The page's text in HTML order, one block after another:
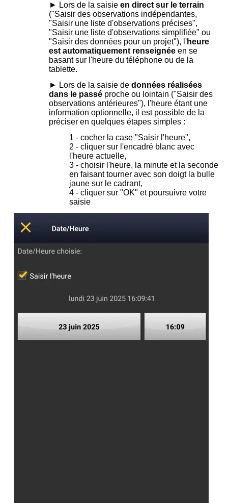
► Lors de la saisie en direct sur le terrain
("Saisir des observations indépendantes,
"Saisir une liste d'observations précises",
"Saisir une liste d'observations simplifiée" ou
"Saisir des données pour un projet"), l'heure
est automatiquement renseignée en se
basant sur l'heure du téléphone ou de la
tablette.
► Lors de la saisie de données réalisées
dans le passé proche ou lointain ("Saisir des
observations antérieures"), l'heure étant une
information optionnelle, il est possible de la
préciser en quelques étapes simples :
1 - cocher la case "Saisir l'heure",
2 - cliquer sur l'encadré blanc avec
l'heure actuelle,
3 - choisir l'heure, la minute et la seconde
en faisant tourner avec son doigt la bulle
jaune sur le cadrant,
4 - cliquer sur "OK" et poursuivre votre
saisie